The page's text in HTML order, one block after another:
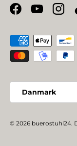
Facebook
YouTube
Betalingsmetoder
Danmark
© 2026 buerostuhl24.